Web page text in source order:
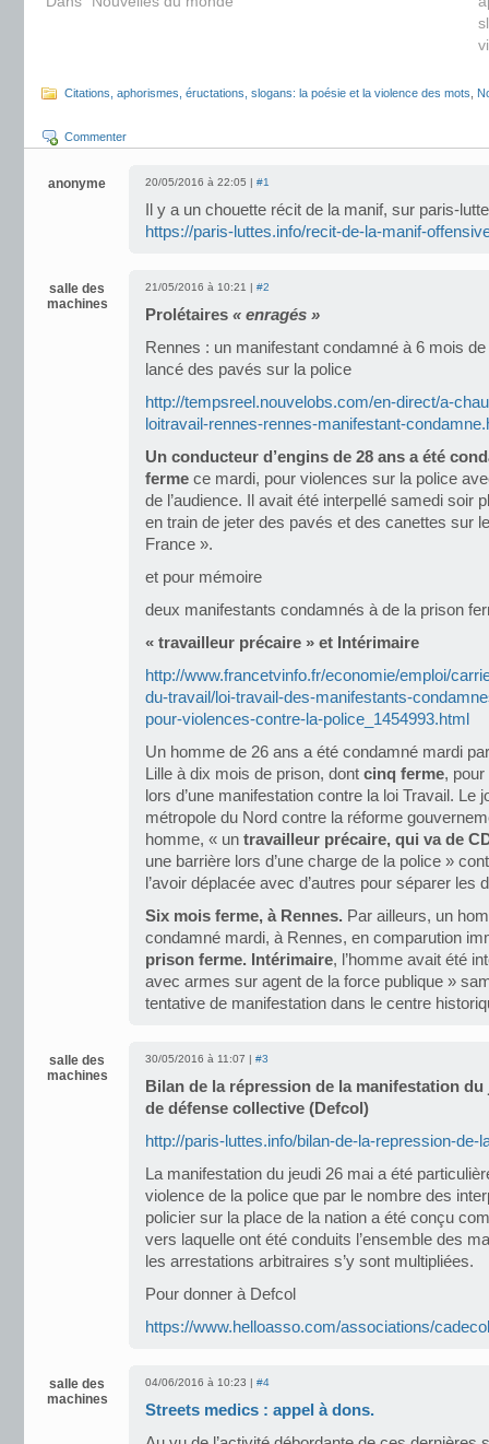
Citations, aphorismes, éructations, slogans: la poésie et la violence des mots
Commenter
anonyme 20/05/2016 à 22:05 | #1
Il y a un chouette récit de la manif, sur paris-
https://paris-luttes.info/recit-de-la-manif-
salle des
machines
21/05/2016 à 10:21 | #2
Prolétaires « enragés »
Rennes : un manifestant condamné à 6 mois
lancé des pavés sur la police
http://tempsreel.nouvelobs.com/en-direct/a-
loitravail-rennes-rennes-manifestant-
Un conducteur d’engins de 28 ans a été
ferme ce mardi, pour violences sur la police
de l’audience. Il avait été interpellé samedi soir
en train de jeter des pavés et des canettes sur
France ».
et pour mémoire
deux manifestants condamnés à de la prison
« travailleur précaire » et Intérimaire
http://www.francetvinfo.fr/economie/emploi/
du-travail/loi-travail-des-manifestants-
pour-violences-contre-la-police_1454993.html
Un homme de 26 ans a été condamné mardi
Lille à dix mois de prison, dont cinq ferme,
lors d’une manifestation contre la loi Travail. Le
métropole du Nord contre la réforme
homme, « un travailleur précaire, qui va de
une barrière lors d’une charge de la police »
l’avoir déplacée avec d’autres pour séparer
Six mois ferme, à Rennes. Par ailleurs, un
condamné mardi, à Rennes, en comparution
prison ferme.
Intérimaire, l’homme avait été
avec armes sur agent de la force publique »
tentative de manifestation dans le centre
salle des
machines
30/05/2016 à 11:07 | #3
Bilan de la répression de la manifestation
de défense collective (Defcol)
http://paris-luttes.info/bilan-de-la-repression-de-
La manifestation du jeudi 26 mai a été
violence de la police que par le nombre des
policier sur la place de la nation a été conçu
vers laquelle ont été conduits l’ensemble des
les arrestations arbitraires s’y sont multipliées.
Pour donner à Defcol
https://www.helloasso.com/associations/
salle des
machines
04/06/2016 à 10:23 | #4
Streets medics : appel à dons.